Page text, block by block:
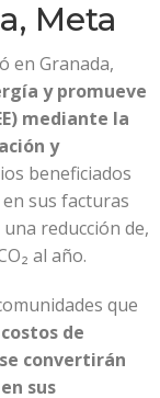
Meta
en Granada,
y promueve
mediante la
y
beneficiados
sus facturas
reducción de,
al año.
que
de
convertirán
sus